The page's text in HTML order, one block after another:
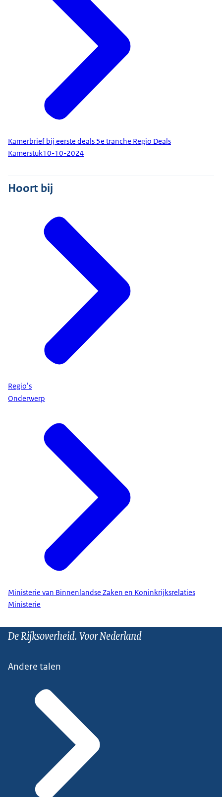
Kamerbrief bij eerste deals 5e tranche Regio Deals
Kamerstuk10-10-2024
Hoort bij
Regio’s
Onderwerp
Ministerie van Binnenlandse Zaken en Koninkrijksrelaties
Ministerie
De Rijksoverheid. Voor Nederland
Andere talen